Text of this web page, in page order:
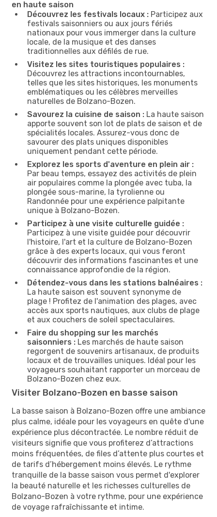
en haute saison
Découvrez les festivals locaux : Participez aux
festivals saisonniers ou aux jours fériés
nationaux pour vous immerger dans la culture
locale, de la musique et des danses
traditionnelles aux défilés de rue.
Visitez les sites touristiques populaires :
Découvrez les attractions incontournables,
telles que les sites historiques, les monuments
emblématiques ou les célèbres merveilles
naturelles de Bolzano-Bozen.
Savourez la cuisine de saison : La haute saison
apporte souvent son lot de plats de saison et de
spécialités locales. Assurez-vous donc de
savourer des plats uniques disponibles
uniquement pendant cette période.
Explorez les sports d'aventure en plein air :
Par beau temps, essayez des activités de plein
air populaires comme la plongée avec tuba, la
plongée sous-marine, la tyrolienne ou
Randonnée pour une expérience palpitante
unique à Bolzano-Bozen.
Participez à une visite culturelle guidée :
Participez à une visite guidée pour découvrir
l'histoire, l'art et la culture de Bolzano-Bozen
grâce à des experts locaux, qui vous feront
découvrir des informations fascinantes et une
connaissance approfondie de la région.
Détendez-vous dans les stations balnéaires :
La haute saison est souvent synonyme de
plage ! Profitez de l'animation des plages, avec
accès aux sports nautiques, aux clubs de plage
et aux couchers de soleil spectaculaires.
Faire du shopping sur les marchés
saisonniers : Les marchés de haute saison
regorgent de souvenirs artisanaux, de produits
locaux et de trouvailles uniques. Idéal pour les
voyageurs souhaitant rapporter un morceau de
Bolzano-Bozen chez eux.
Visiter Bolzano-Bozen en basse saison
La basse saison à Bolzano-Bozen offre une ambiance
plus calme, idéale pour les voyageurs en quête d'une
expérience plus décontractée. Le nombre réduit de
visiteurs signifie que vous profiterez d’attractions
moins fréquentées, de files d’attente plus courtes et
de tarifs d’hébergement moins élevés. Le rythme
tranquille de la basse saison vous permet d'explorer
la beauté naturelle et les richesses culturelles de
Bolzano-Bozen à votre rythme, pour une expérience
de voyage rafraîchissante et intime.